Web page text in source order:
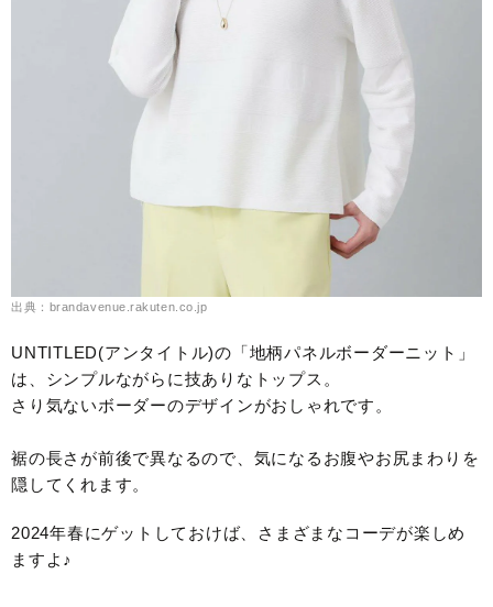
出典：brandavenue.rakuten.co.jp
UNTITLED(アンタイトル)の「地柄パネルボーダーニット」
は、シンプルながらに技ありなトップス。
さり気ないボーダーのデザインがおしゃれです。
裾の長さが前後で異なるので、気になるお腹やお尻まわりを
隠してくれます。
2024年春にゲットしておけば、さまざまなコーデが楽しめ
ますよ♪